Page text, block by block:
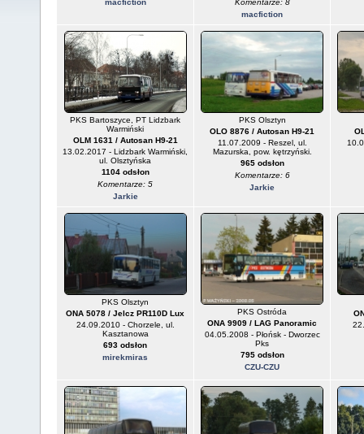
macfiction
Komentarze: 8
macfiction
PKS Bartoszyce, PT Lidzbark
Warmiński
OLM 1631 / Autosan H9-21
13.02.2017 - Lidzbark Warmiński,
ul. Olsztyńska
1104 odsłon
Komentarze: 5
Jarkie
PKS Olsztyn
OLO 8876 / Autosan H9-21
11.07.2009 - Reszel, ul.
Mazurska, pow. kętrzyński.
965 odsłon
Komentarze: 6
Jarkie
PKS Olsztyn
ONA 5078 / Jelcz PR110D Lux
24.09.2010 - Chorzele, ul.
Kasztanowa
693 odsłon
mirekmiras
PKS Ostróda
ONA 9909 / LAG Panoramic
04.05.2008 - Płońsk - Dworzec
Pks
795 odsłon
CZU-CZU